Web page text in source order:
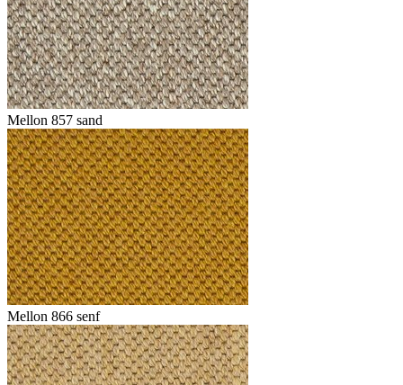
Mellon 857 sand
Mellon 866 senf